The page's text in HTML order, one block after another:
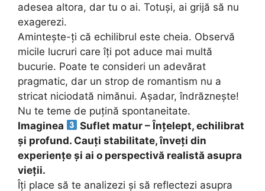
adesea altora, dar tu o ai. Totuși, ai grijă să nu
exagerezi.
Amintește-ți că echilibrul este cheia. Observă
micile lucruri care îți pot aduce mai multă
bucurie. Poate te consideri un adevărat
pragmatic, dar un strop de romantism nu a
stricat niciodată nimănui. Așadar, îndrăznește!
Nu te teme de puțină spontaneitate.
Imaginea
Suflet matur – Înțelept, echilibrat
și profund. Cauți stabilitate, înveți din
experiențe și ai o perspectivă realistă asupra
vieții.
Îți place să te analizezi și să reflectezi asupra